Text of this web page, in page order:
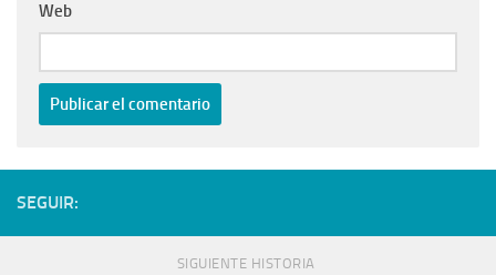
Web
SEGUIR:
SIGUIENTE HISTORIA